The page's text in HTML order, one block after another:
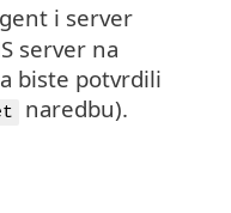
i server
server na
biste potvrdili
naredbu).